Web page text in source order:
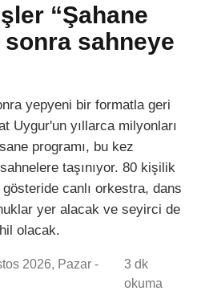
“Şahane
sonra sahneye
yepyeni bir formatla geri
Uygur'un yıllarca milyonları
programı, bu kez
taşınıyor. 80 kişilik
canlı orkestra, dans
yer alacak ve seyirci de
olacak.
2026, Pazar -
3 dk
okuma